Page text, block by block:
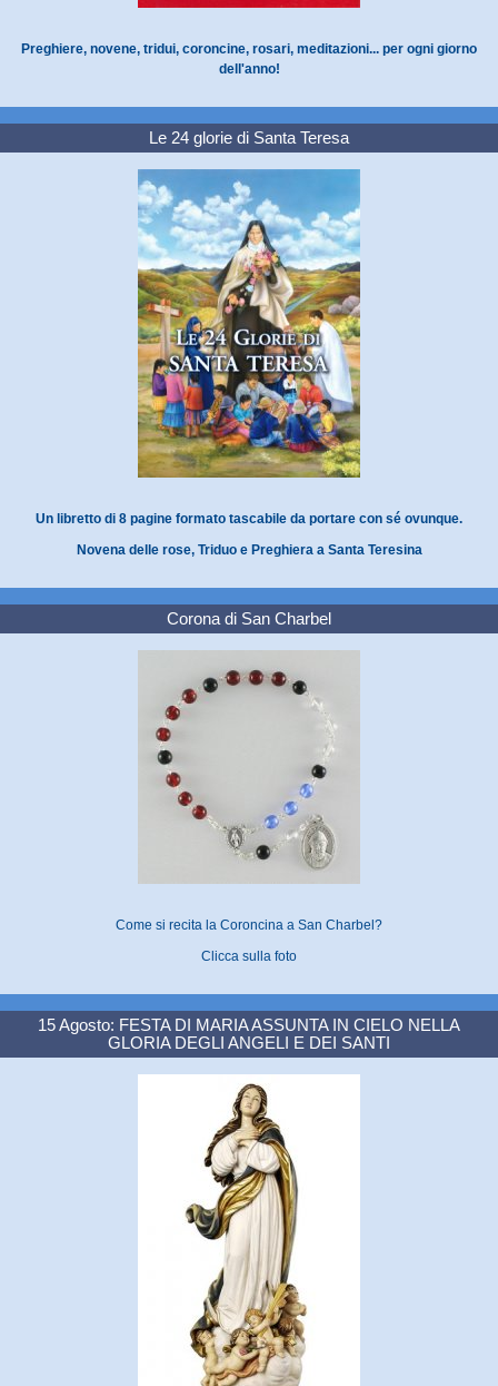
Preghiere, novene, tridui, coroncine, rosari, meditazioni... per ogni giorno
dell'anno!
Le 24 glorie di Santa Teresa
Un libretto di 8 pagine formato tascabile da portare con sé ovunque.
Novena delle rose, Triduo e Preghiera a Santa Teresina
Corona di San Charbel
Come si recita la Coroncina a San Charbel?
Clicca sulla foto
15 Agosto: FESTA DI MARIA ASSUNTA IN CIELO NELLA
GLORIA DEGLI ANGELI E DEI SANTI